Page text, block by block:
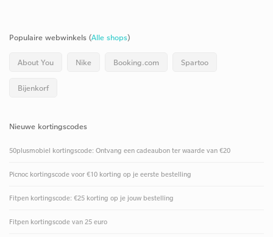
Populaire webwinkels (Alle shops)
About You Nike Booking.com Spartoo
Bijenkorf
Nieuwe kortingscodes
50plusmobiel kortingscode: Ontvang een cadeaubon ter waarde van €20
Picnoc kortingscode voor €10 korting op je eerste bestelling
Fitpen kortingscode: €25 korting op je jouw bestelling
Fitpen kortingscode van 25 euro